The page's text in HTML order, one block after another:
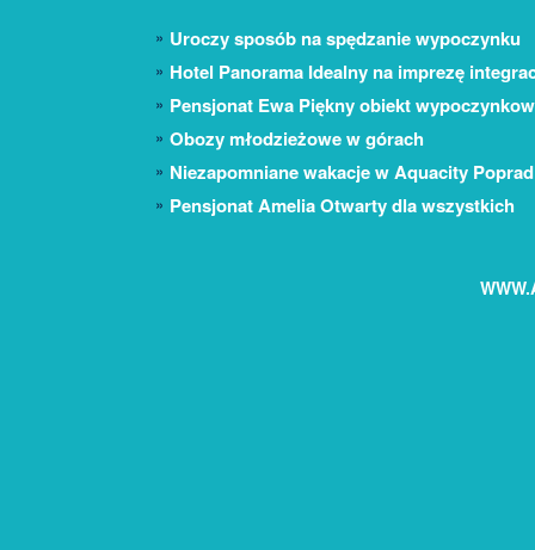
Uroczy sposób na spędzanie wypoczynku
Hotel Panorama Idealny na imprezę
Pensjonat Ewa Piękny obiekt
Obozy młodzieżowe w górach
Niezapomniane wakacje w Aquacity Poprad
Pensjonat Amelia Otwarty dla wszystkich